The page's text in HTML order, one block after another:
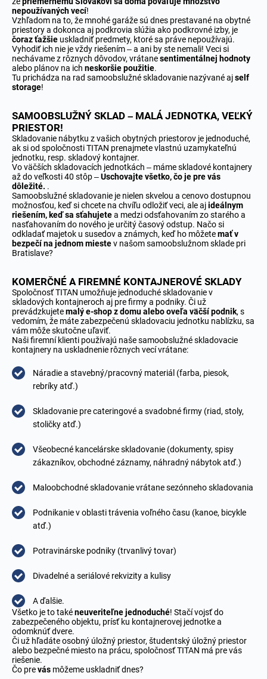
nepoužívaných vecí!
Vzhľadom na to, že mnohé garáže sú dnes prestavané na obytné
priestory a dokonca aj podkrovia slúžia ako podkrovné izby, je
čoraz ťažšie uskladniť predmety, ktoré sa práve nepoužívajú.
Vyhodiť ich nie je vždy riešením – a ani by ste nemali! Veci si
nechávame z rôznych dôvodov, vrátanesentimentálnej hodnoty
alebo plánov na ich neskoršie použitie.
Tu prichádza na rad samoobslužné skladovanie nazývané ajself
storage!
SAMOOBSLUŽNÝ SKLAD – MALÁ JEDNOTKA, VEĽKÝ
PRIESTOR!
Skladovanie nábytku z vašich obytných priestorov je jednoduché,
ak si od spoločnosti TITAN prenajmete vlastnú uzamykateľnú
jednotku, resp. skladový kontajner.
Vo väčších skladovacích jednotkách – máme skladové kontajnery
až do veľkosti 40 stôp –Uschovajte všetko, čo je pre vás
dôležité. .
Samoobslužné skladovanie je nielen skvelou a cenovo dostupnou
možnosťou, keď si chcete na chvíľu odložiť veci, ale ajideálnym
riešením, keď sa sťahujetea medzi odsťahovaním zo starého a
nasťahovaním do nového je určitý časový odstup. Načo si
odkladať majetok u susedov a známych, keď ho môžetemať v
bezpečí na jednom miestev našom samoobslužnom sklade pri
Bratislave?
KOMERČNÉ A FIREMNÉ KONTAJNEROVÉ SKLADY
Spoločnosť TITAN umožňuje jednoduché skladovanie v
skladových kontajneroch aj pre firmy a podniky. Či už
prevádzkujetemalý e-shop z domu alebo oveľa väčší podnik, s
vedomím, že máte zabezpečenú skladovaciu jednotku nablízku, sa
vám môže skutočne uľaviť.
Naši firemní klienti používajú naše samoobslužné skladovacie
kontajnery na uskladnenie rôznych vecí vrátane:
Náradie a stavebný/pracovný materiál (farba, piesok,
rebríky atď.)
Skladovanie pre cateringové a svadobné firmy (riad, stoly,
stoličky atď.)
Všeobecné kancelárske skladovanie (dokumenty, spisy
zákazníkov, obchodné záznamy, náhradný nábytok atď.)
Maloobchodné skladovanie vrátane sezónneho skladovania
Podnikanie v oblasti trávenia voľného času (kanoe, bicykle
atď.)
Potravinárske podniky (trvanlivý tovar)
Divadelné a seriálové rekvizity a kulisy
A ďalšie.
Všetko je to takéneuveriteľne jednoduché! Stačí vojsť do
zabezpečeného objektu, prísť ku kontajnerovej jednotke a
odomknúť dvere.
Či už hľadáte osobný úložný priestor, študentský úložný priestor
alebo bezpečné miesto na prácu, spoločnosť TITAN má pre vás
riešenie.
Čo prevás môžeme uskladniť dnes?